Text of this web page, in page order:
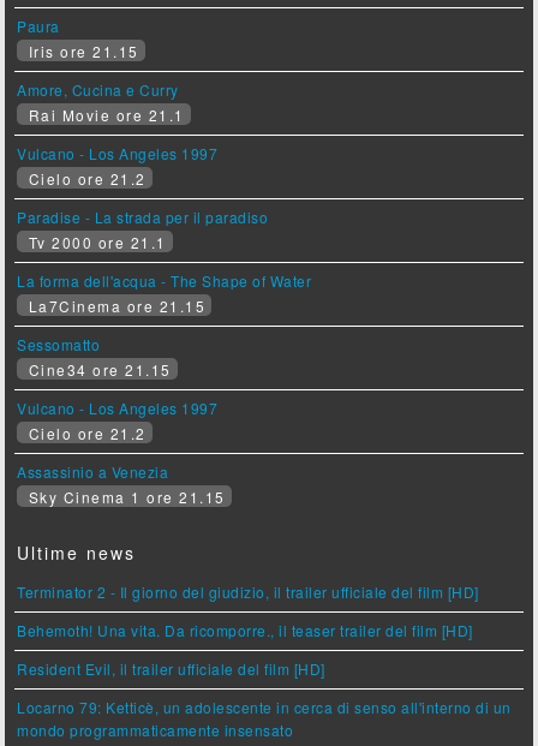
Paura
Iris ore 21.15
Amore, Cucina e Curry
Rai Movie ore 21.1
Vulcano - Los Angeles 1997
Cielo ore 21.2
Paradise - La strada per il paradiso
Tv 2000 ore 21.1
La forma dell'acqua - The Shape of Water
La7Cinema ore 21.15
Sessomatto
Cine34 ore 21.15
Vulcano - Los Angeles 1997
Cielo ore 21.2
Assassinio a Venezia
Sky Cinema 1 ore 21.15
Ultime news
Terminator 2 - Il giorno del giudizio, il trailer ufficiale del film [HD]
Behemoth! Una vita. Da ricomporre., il teaser trailer del film [HD]
Resident Evil, il trailer ufficiale del film [HD]
Locarno 79: Ketticè, un adolescente in cerca di senso all'interno di un
mondo programmaticamente insensato